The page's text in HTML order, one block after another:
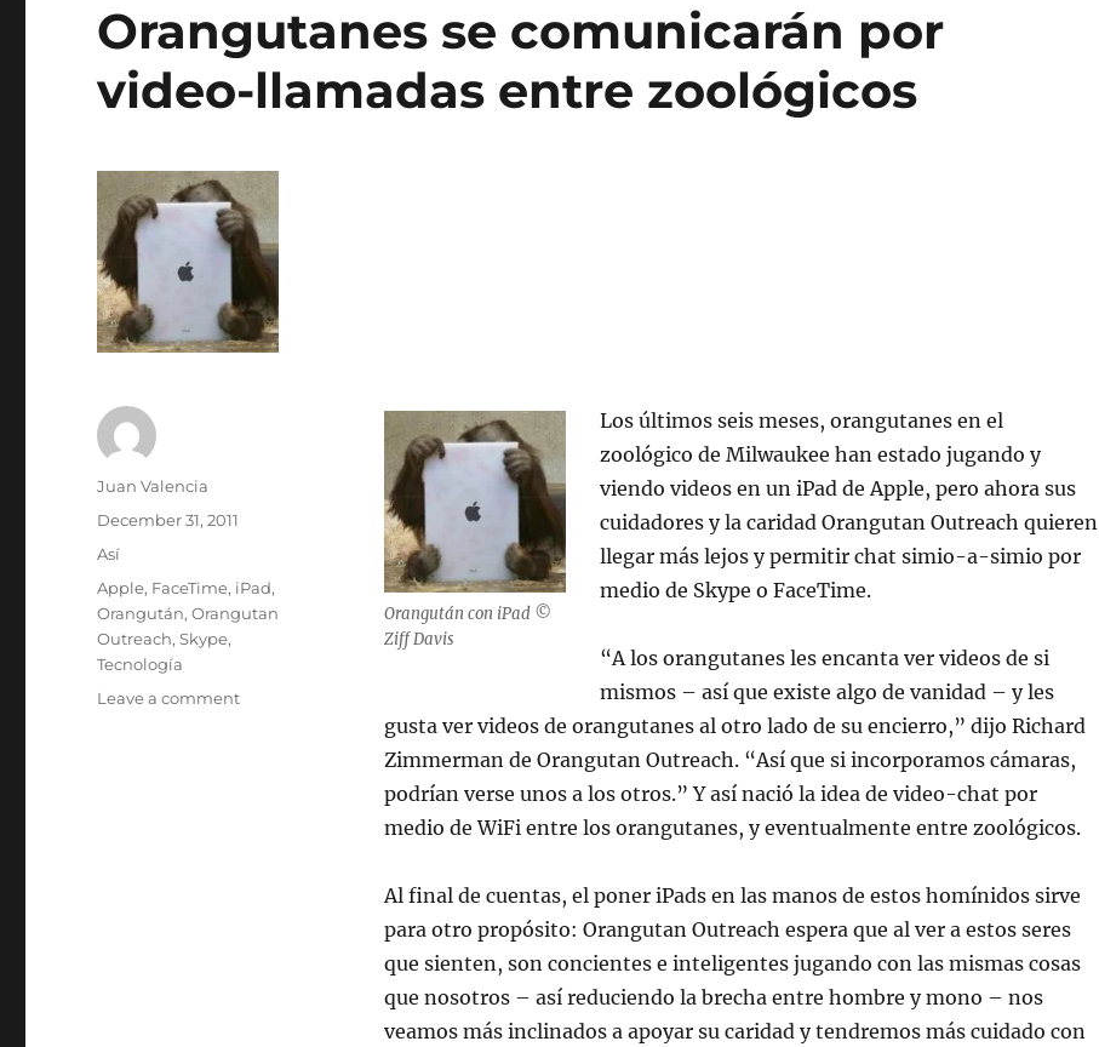
Orangutanes se comunicarán por
video-llamadas entre zoológicos
Orangután con iPad ©
Ziff Davis
Los últimos seis meses, orangutanes en el
zoológico de Milwaukee han estado jugando y
viendo videos en un iPad de Apple, pero ahora sus
cuidadores y la caridad Orangutan Outreach quieren
llegar más lejos y permitir chat simio-a-simio por
medio de Skype o FaceTime.
“A los orangutanes les encanta ver videos de si
mismos – así que existe algo de vanidad – y les
gusta ver videos de orangutanes al otro lado de su encierro,” dijo Richard
Zimmerman de Orangutan Outreach. “Así que si incorporamos cámaras,
podrían verse unos a los otros.” Y así nació la idea de video-chat por
medio de WiFi entre los orangutanes, y eventualmente entre zoológicos.
Al final de cuentas, el poner iPads en las manos de estos homínidos sirve
para otro propósito: Orangutan Outreach espera que al ver a estos seres
que sienten, son concientes e inteligentes jugando con las mismas cosas
que nosotros – así reduciendo la brecha entre hombre y mono – nos
veamos más inclinados a apoyar su caridad y tendremos más cuidado con
Author
Juan Valencia
Posted
December 31, 2011
Categories
Así
Tags
Apple, FaceTime, iPad,
Orangután,Orangutan
Outreach,Skype,
Tecnología
Leave a commenton